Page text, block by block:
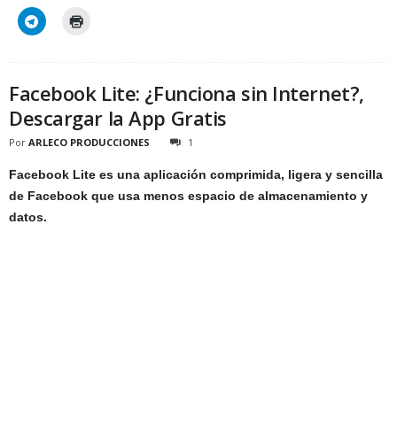
Facebook Lite: ¿Funciona sin Internet?,
Descargar la App Gratis
Por ARLECO PRODUCCIONES 1
Facebook Lite es una aplicación comprimida, ligera y sencilla
de Facebook que usa menos espacio de almacenamiento y
datos.